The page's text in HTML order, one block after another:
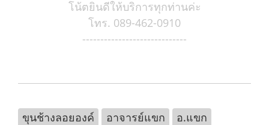
โน้ตยินดีให้บริการทุกท่านค่ะ
โทร. 089-462-0910
-----------------------------
ขุนช้างลอยองค์ อาจารย์แขก
อ.แขก